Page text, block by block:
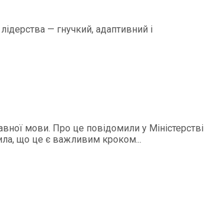
— гнучкий, адаптивний і
мови. Про це повідомили у Міністерстві
що це є важливим кроком...